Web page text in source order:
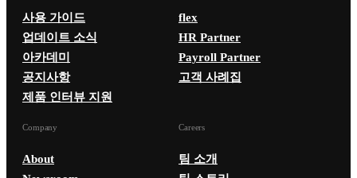
사용 가이드
업데이트 소식
아카데미
공지사항
제품 인터뷰 지원
flex
HR Partner
Payroll Partner
고객 사례집
Company
About
Careers
팀 소개